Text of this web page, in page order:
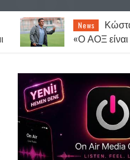
Lifestyle
φύλα